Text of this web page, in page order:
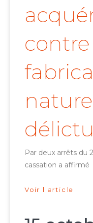
contre
nature
Par deux arrêts du
cassation a affirmé
Voir l'article